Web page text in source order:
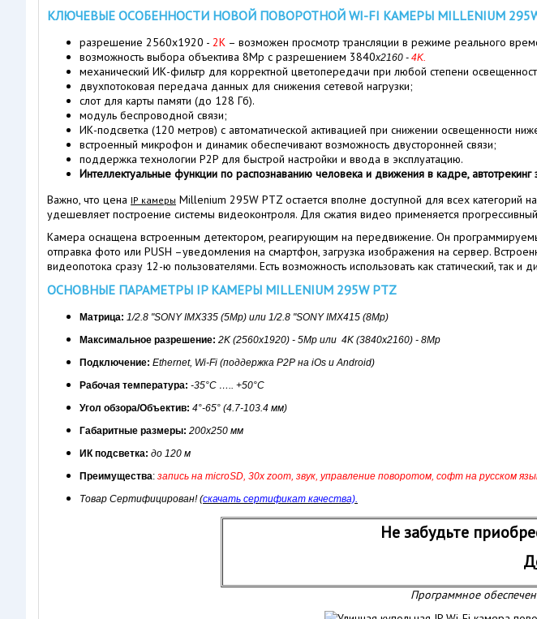
КЛЮЧЕВЫЕ ОСОБЕННОСТИ НОВОЙ ПОВОРОТНОЙ WI-FI КАМЕРЫ MILLENIUM
разрешение 2560х1920 - 2K – возможен просмотр трансляции в режиме реального
возможность выбора объектива 8Mp c разрешением 3840x2160 - 4K.
механический ИК-фильтр для корректной цветопередачи при любой степени
двухпотоковая передача данных для снижения сетевой нагрузки;
слот для карты памяти (до 128 Гб).
модуль беспроводной связи;
ИК-подсветка (120 метров) с автоматической активацией при снижении освещенности
встроенный микрофон и динамик обеспечивают возможность двусторонней связи;
поддержка технологии P2P для быстрой настройки и ввода в эксплуатацию.
Интеллектуальные функции по распознаванию человека и движения в кадре,
Важно, что цена IP камеры Millenium 295W PTZ остается вполне доступной для всех категорий
удешевляет построение системы видеоконтроля. Для сжатия видео применяется
Камера оснащена встроенным детектором, реагирующим на передвижение. Он
отправка фото или PUSH –уведомления на смартфон, загрузка изображения на сервер.
видеопотока сразу 12-ю пользователями. Есть возможность использовать как статический, так и
ОСНОВНЫЕ ПАРАМЕТРЫ IP КАМЕРЫ MILLENIUM 295W PTZ
Матрица: 1/2.8 "SONY IMX335 (5Mp) или 1/2.8 "SONY IMX415 (8Mp)
Максимальное разрешение: 2K (2560x1920) - 5Mp или 4K (3840x2160) - 8Mp
Подключение: Ethernet, Wi-Fi (поддержка P2P на iOs и Android)
Рабочая температура: -35°С ….. +50°С
Угол обзора/Объектив: 4°-65° (4.7-103.4 мм)
Габаритные размеры: 200х250 мм
ИК подсветка: до 120 м
Преимущества: запись на microSD, 30х zoom, звук, управление поворотом, софт на русском
Товар Сертифицирован!(скачать сертификат качества).
Не забудьте
Программное